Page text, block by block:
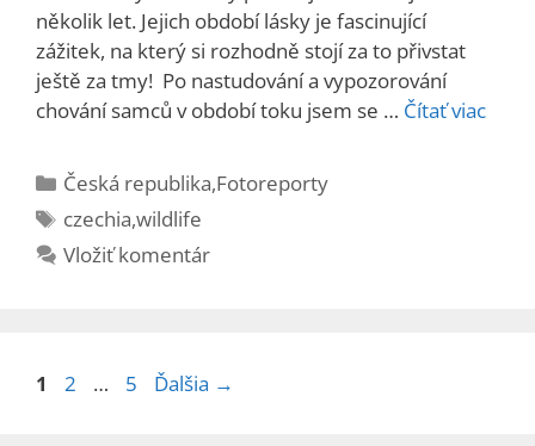
několik let. Jejich období lásky je fascinující
zážitek, na který si rozhodně stojí za to přivstat
ještě za tmy! Po nastudování a vypozorování
chování samců v období toku jsem se … Čítať viac
Kategórie
Česká republika,Fotoreporty
Značky
czechia,wildlife
Vložiť komentár
Stránka
1 Stránka
2 … Stránka
5 Ďalšia →